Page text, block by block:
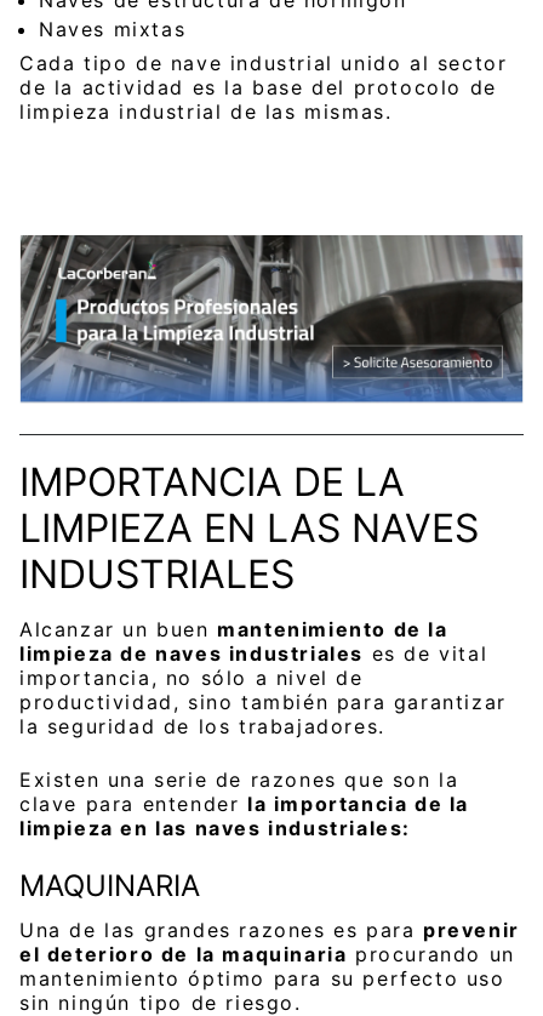
Naves mixtas
Cada tipo de nave industrial unido al sector
de la actividad es la base del protocolo de
limpieza industrial de las mismas.
IMPORTANCIA DE LA
LIMPIEZA EN LAS NAVES
INDUSTRIALES
Alcanzar un buen mantenimiento de la
limpieza de naves industriales es de vital
importancia, no sólo a nivel de
productividad, sino también para garantizar
la seguridad de los trabajadores.
Existen una serie de razones que son la
clave para entender la importancia de la
limpieza en las naves industriales:
MAQUINARIA
Una de las grandes razones es para prevenir
el deterioro de la maquinaria procurando un
mantenimiento óptimo para su perfecto uso
sin ningún tipo de riesgo.